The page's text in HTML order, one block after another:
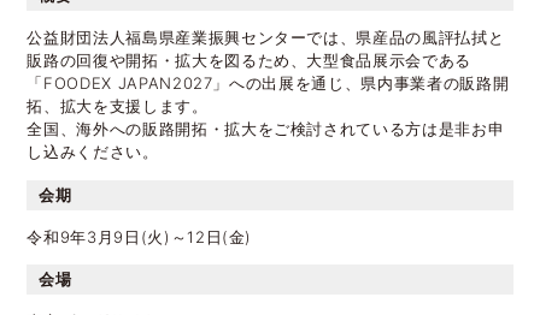
公益財団法人福島県産業振興センターでは、県産品の風評払拭と
販路の回復や開拓・拡大を図るため、大型食品展示会である
「FOODEX JAPAN2027」への出展を通じ、県内事業者の販路開
拓、拡大を支援します。
全国、海外への販路開拓・拡大をご検討されている方は是非お申
し込みください。
​会期
令和9年3月9日(火)～12日(金)
会場